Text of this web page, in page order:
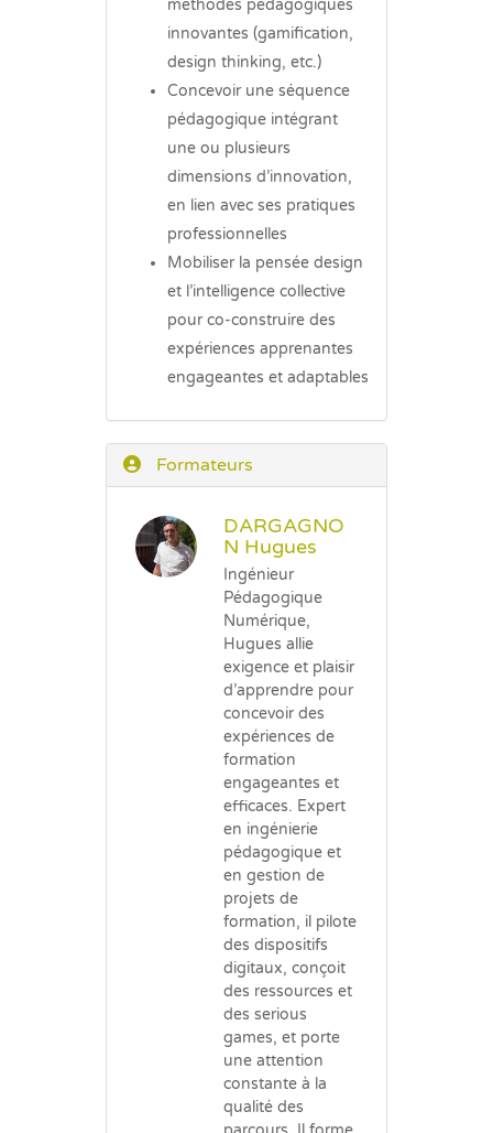
méthodes pédagogiques
innovantes (gamification,
design thinking, etc.)
Concevoir une séquence
pédagogique intégrant
une ou plusieurs
dimensions d’innovation,
en lien avec ses pratiques
professionnelles
Mobiliser la pensée design
et l’intelligence collective
pour co-construire des
expériences apprenantes
engageantes et adaptables
Formateurs
DARGAGNO
N Hugues
Ingénieur
Pédagogique
Numérique,
Hugues allie
exigence et plaisir
d’apprendre pour
concevoir des
expériences de
formation
engageantes et
efficaces. Expert
en ingénierie
pédagogique et
en gestion de
projets de
formation, il pilote
des dispositifs
digitaux, conçoit
des ressources et
des serious
games, et porte
une attention
constante à la
qualité des